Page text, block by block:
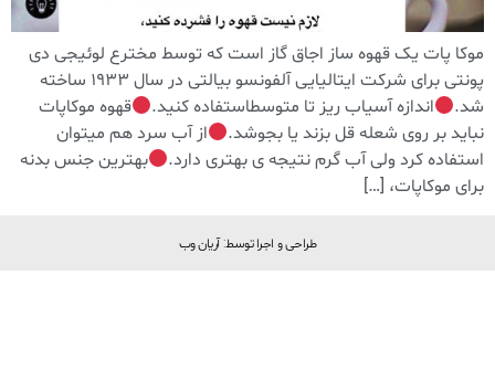
موکا پات یک قهوه ساز اجاق گاز است که توسط مخترع لوئیجی دی
پونتی برای شرکت ایتالیایی آلفونسو بیالتی در سال 1933 ساخته
شد.
اندازه آسیاب ریز تا متوسط​​استفاده کنید.
قهوه موکاپات
نباید بر روی شعله قل بزند یا بجوشد.
از آب سرد هم میتوان
استفاده کرد ولی آب گرم نتیجه ی بهتری دارد.
بهترین جنس بدنه
برای موکاپات، […]
طراحی و اجرا توسط: آریان وب